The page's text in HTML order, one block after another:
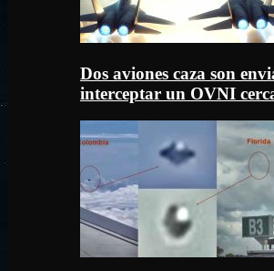
Dos aviones caza son
interceptar un OVNI